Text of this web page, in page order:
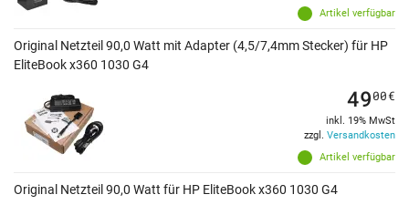
Artikel verfügbar
Original Netzteil 90,0 Watt mit Adapter (4,5/7,4mm Stecker) für HP
EliteBook x360 1030 G4
Artikel verfügbar
4900€
inkl. 19% MwSt
zzgl. Versandkosten
Original Netzteil 90,0 Watt für HP EliteBook x360 1030 G4